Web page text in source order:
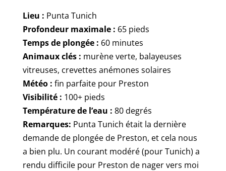
Lieu : Punta Tunich
Profondeur maximale : 65 pieds
Temps de plongée : 60 minutes
Animaux clés : murène verte, balayeuses
vitreuses, crevettes anémones solaires
Météo : fin parfaite pour Preston
Visibilité : 100+ pieds
Température de l’eau : 80 degrés
Remarques: Punta Tunich était la dernière
demande de plongée de Preston, et cela nous
a bien plu. Un courant modéré (pour Tunich) a
rendu difficile pour Preston de nager vers moi